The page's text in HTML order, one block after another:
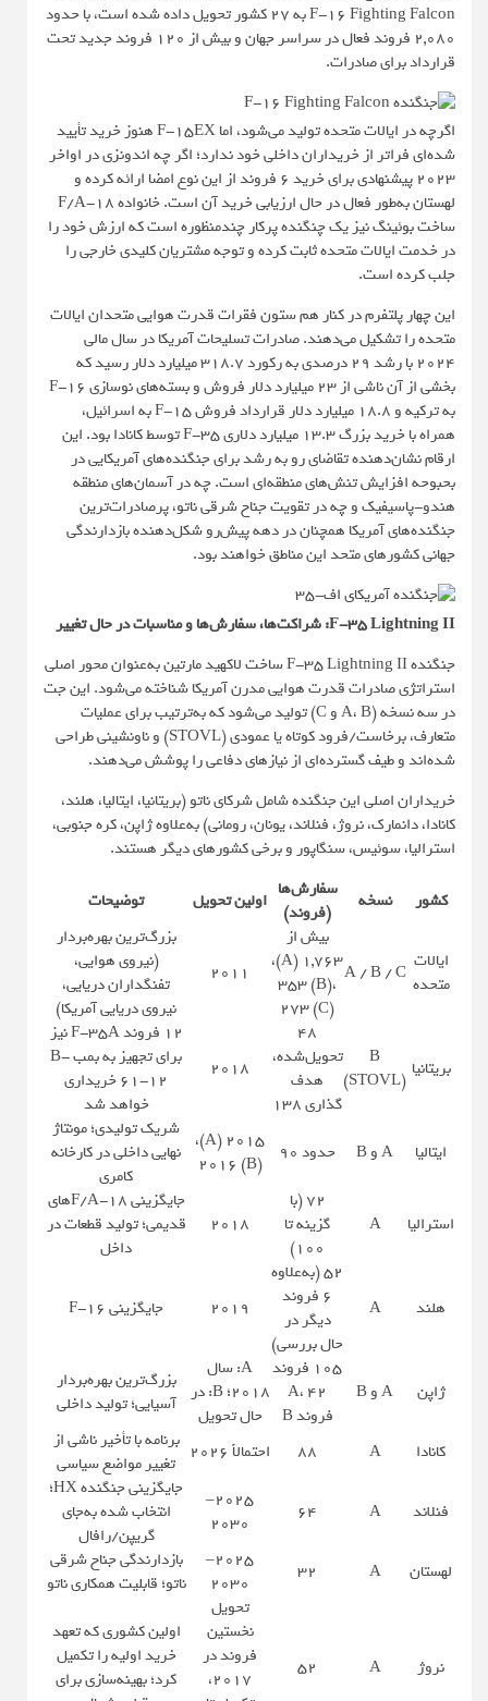
F-16 Fighting Falcon به ۲۷ کشور تحویل داده شده است، با حدود
۲,۰۸۰ فروند فعال در سراسر جهان و بیش از ۱۲۰ فروند جدید تحت
قرارداد برای صادرات.
اگرچه در ایالات متحده تولید می‌شود، اما F-15EX هنوز خرید تأیید
شده‌ای فراتر از خریداران داخلی خود ندارد؛ اگر چه اندونزی در اواخر
۲۰۲۳ پیشنهادی برای خرید ۶ فروند از این نوع امضا ارائه کرده و
لهستان به‌طور فعال در حال ارزیابی خرید آن است. خانواده F/A-18
ساخت بوئینگ نیز یک چنگنده پرکار چندمنظوره است که ارزش خود را
در خدمت ایالات متحده ثابت کرده و توجه مشتریان کلیدی خارجی را
جلب کرده است.
این چهار پلتفرم در کنار هم ستون فقرات قدرت هوایی متحدان ایالات
متحده را تشکیل می‌دهند. صادرات تسلیحات آمریکا در سال مالی
۲۰۲۴ با رشد ۲۹ درصدی به رکورد ۳۱۸.۷ میلیارد دلار رسید که
بخشی از آن ناشی از ۲۳ میلیارد دلار فروش و بسته‌های نوسازی F-16
به ترکیه و ۱۸.۸ میلیارد دلار قرارداد فروش F-15 به اسرائیل،
همراه با خرید بزرگ ۱۳.۳ میلیارد دلاری F-35 توسط کانادا بود. این
ارقام نشان‌دهنده تقاضای رو به رشد برای جنگنده‌های آمریکایی در
بحبوحه افزایش تنش‌های منطقه‌ای است. چه در آسمان‌های منطقه
هندو-پاسیفیک و چه در تقویت جناح شرقی ناتو، پرصادرات‌ترین
جنگنده‌های آمریکا همچنان در دهه پیش‌رو شکل‌دهنده بازدارندگی
جهانی کشورهای متحد این مناطق خواهند بود.
F-35 Lightning II: شراکت‌ها، سفارش‌ها و مناسبات در حال تغییر
جنگنده F-35 Lightning II ساخت لاکهید مارتین به‌عنوان محور اصلی
استراتژی صادرات قدرت هوایی مدرن آمریکا شناخته می‌شود. این جت
در سه نسخه (A، B و C) تولید می‌شود که به‌ترتیب برای عملیات
متعارف، برخاست/فرود کوتاه یا عمودی (STOVL) و ناونشینی طراحی
شده‌اند و طیف گسترده‌ای از نیازهای دفاعی را پوشش می‌دهند.
خریداران اصلی این جنگنده شامل شرکای ناتو (بریتانیا، ایتالیا، هلند،
کانادا، دانمارک، نروژ، فنلاند، یونان، رومانی) به‌علاوه ژاپن، کره جنوبی،
استرالیا، سوئیس، سنگاپور و برخی کشورهای دیگر هستند.
کشور نسخه
سفارش‌ها
(فروند)
اولین تحویل توضیحات
ایالات
متحده A / B / C
بیش از
۱,۷۶۳ (A)،
۳۵۳ (B)،
۲۷۳ (C)
۲۰۱۱
بزرگ‌ترین بهره‌بردار
(نیروی هوایی،
تفنگداران دریایی،
نیروی دریایی آمریکا)
بریتانیا
B
(STOVL)
۴۸
تحویل‌شده،
هدف
گذاری ۱۳۸
۲۰۱۸
۱۲ فروند F-35A نیز
برای تجهیز به بمب B-
61-12 خریداری
خواهد شد
ایتالیا
A و B حدود ۹۰
۲۰۱۵ (A)،
۲۰۱۶ (B)
شریک تولیدی؛ مونتاژ
نهایی داخلی در کارخانه
کامری
استرالیا
A
۷۲ (با
گزینه تا
۱۰۰)
۲۰۱۸
جایگزینی F/A-18های
قدیمی؛ تولید قطعات در
داخل
هلند A
۵۲ (به‌علاوه
۶ فروند
دیگر در
حال بررسی)
۲۰۱۹ جایگزینی F-16
ژاپن A و B
۱۰۵ فروند
A، ۴۲
فروند B
A: سال
۲۰۱۸؛ B: در
حال تحویل
بزرگ‌ترین بهره‌بردار
آسیایی؛ تولید داخلی
کانادا
A ۸۸ احتمالاً ۲۰۲۶
برنامه با تأخیر ناشی از
تغییر مواضع سیاسی
فنلاند
A ۶۴
۲۰۲۵–
۲۰۳۰
جایگزینی جنگنده HX؛
انتخاب شده به‌جای
گریپن/رافال
لهستان
A ۳۲
۲۰۲۵–
۲۰۳۰
بازدارندگی جناح شرقی
ناتو؛ قابلیت همکاری ناتو
نروژ A ۵۲
تحویل
نخستین
فروند در
۲۰۱۷،
اولین کشوری که تعهد
خرید اولیه را تکمیل
کرد؛ بهینه‌سازی برای